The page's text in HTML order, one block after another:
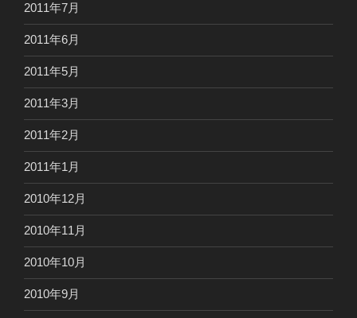
2011年7月
2011年6月
2011年5月
2011年3月
2011年2月
2011年1月
2010年12月
2010年11月
2010年10月
2010年9月